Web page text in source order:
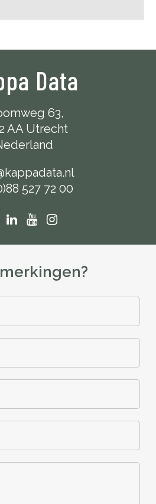
Data
63,
AA Utrecht
527 72 00